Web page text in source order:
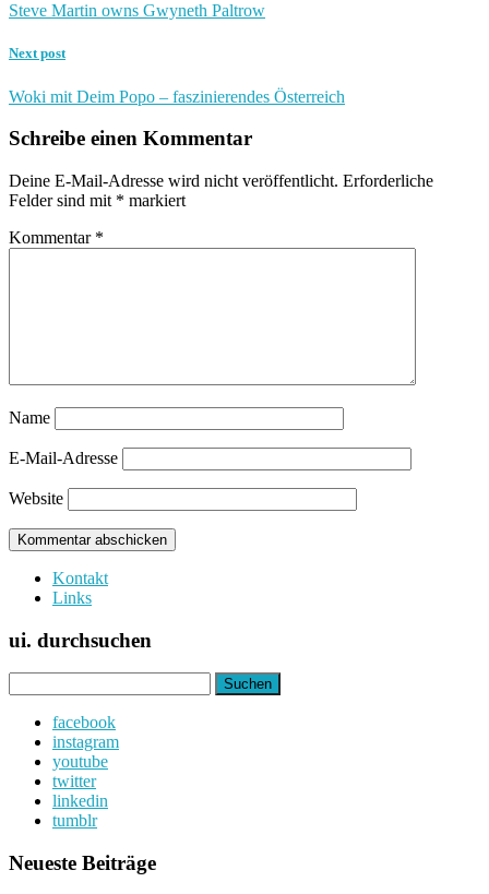
Steve Martin owns Gwyneth Paltrow
Next post
Woki mit Deim Popo – faszinierendes Österreich
Schreibe einen Kommentar
Deine E-Mail-Adresse wird nicht veröffentlicht. Erforderliche
Felder sind mit * markiert
Kommentar *
Name
E-Mail-Adresse
Website
Kontakt
Links
ui. durchsuchen
nach:
facebook
instagram
youtube
twitter
linkedin
tumblr
Neueste Beiträge